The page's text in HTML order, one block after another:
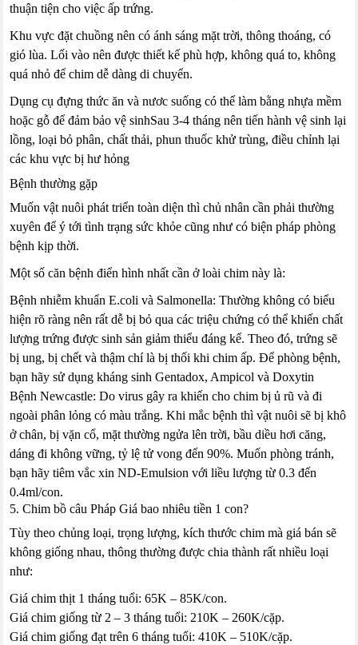
thuận tiện cho việc ấp trứng.
Khu vực đặt chuồng nên có ánh sáng mặt trời, thông thoáng, có
gió lùa. Lối vào nên được thiết kế phù hợp, không quá to, không
quá nhỏ để chim dễ dàng di chuyển.
Dụng cụ đựng thức ăn và nươc suống có thể làm bằng nhựa mềm
hoặc gỗ để đảm bảo vệ sinhSau 3-4 tháng nên tiến hành vệ sinh lại
lồng, loại bỏ phân, chất thải, phun thuốc khử trùng, điều chỉnh lại
các khu vực bị hư hỏng
Bệnh thường gặp
Muốn vật nuôi phát triển toàn diện thì chủ nhân cần phải thường
xuyên để ý tới tình trạng sức khỏe cũng như có biện pháp phòng
bệnh kịp thời.
Một số căn bệnh điển hình nhất cần ở loài chim này là:
Bệnh nhiễm khuẩn E.coli và Salmonella: Thường không có biểu
hiện rõ ràng nên rất dễ bị bỏ qua các triệu chứng có thể khiến chất
lượng trứng được sinh sản giảm thiểu đáng kể. Theo đó, trứng sẽ
bị ung, bị chết và thậm chí là bị thối khi chim ấp. Để phòng bệnh,
bạn hãy sử dụng kháng sinh Gentadox, Ampicol và Doxytin
Bệnh Newcastle: Do virus gây ra khiến cho chim bị ủ rũ và đi
ngoài phân lỏng có màu trắng. Khi mắc bệnh thì vật nuôi sẽ bị khô
ở chân, bị vặn cổ, mặt thường ngửa lên trời, bầu diều hơi căng,
dáng đi không vững, tỷ lệ tử vong đến 90%. Muốn phòng tránh,
bạn hãy tiêm vắc xin ND-Emulsion với liều lượng từ 0.3 đến
0.4ml/con.
5. Chim bồ câu Pháp Giá bao nhiêu tiền 1 con?
Tùy theo chủng loại, trọng lượng, kích thước chim mà giá bán sẽ
không giống nhau, thông thường được chia thành rất nhiều loại
như:
Giá chim thịt 1 tháng tuổi: 65K – 85K/con.
Giá chim giống từ 2 – 3 tháng tuổi: 210K – 260K/cặp.
Giá chim giống đạt trên 6 tháng tuổi: 410K – 510K/cặp.